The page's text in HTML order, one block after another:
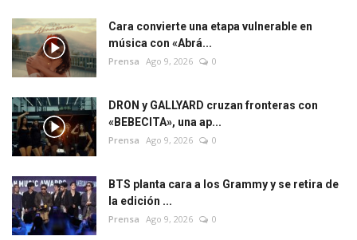
Cara convierte una etapa vulnerable en
música con «Abrá...
Prensa Ago 9, 2026 0
DRON y GALLYARD cruzan fronteras con
«BEBECITA», una ap...
Prensa Ago 9, 2026 0
BTS planta cara a los Grammy y se retira de
la edición ...
Prensa Ago 9, 2026 0